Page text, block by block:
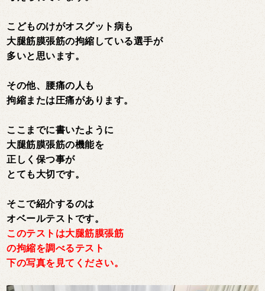
こどものけがオスグット病も
大腿筋膜張筋の拘縮している選手が
多いと思います。
その他、腰痛の人も
拘縮または圧痛があります。
ここまでに書いたように
大腿筋膜張筋の機能を
正しく保つ事が
とても大切です。
そこで紹介するのは
オベールテストです。
このテストは大腿筋膜張筋
の拘縮を調べるテスト
下の写真を見てください。